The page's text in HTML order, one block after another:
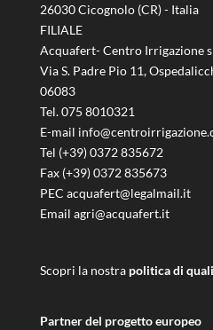
26030 Cicognolo (CR) - Italia
FILIALE
Acquafert- Centro Irrigazione
Via S. Padre Pio 11,
06083
Tel. 075 8010321
E-mail
Tel (+39) 0372 835672
Fax (+39) 0372 835673
PEC acquafert@legalmail.it
Email agri@acquafert.it
Scopri la nostra politica di
Partner del progetto europeo